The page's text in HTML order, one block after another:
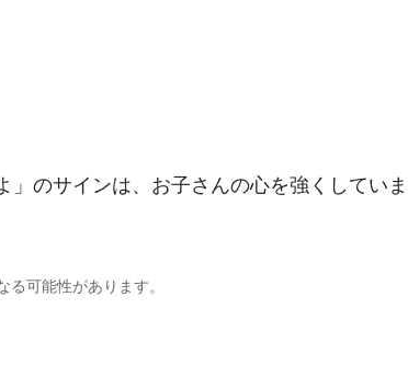
」のサインは、お子さんの心を強くしていま
可能性があります。